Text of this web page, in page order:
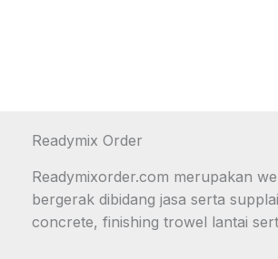
Readymix Order
Readymixorder.com merupakan
bergerak dibidang jasa serta
concrete, finishing trowel lantai